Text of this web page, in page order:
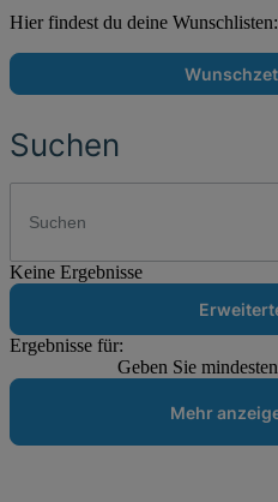
Hier findest du deine Wunschlisten:
Suchen
Keine Ergebnisse
Ergebnisse für:
Geben Sie
Mehr